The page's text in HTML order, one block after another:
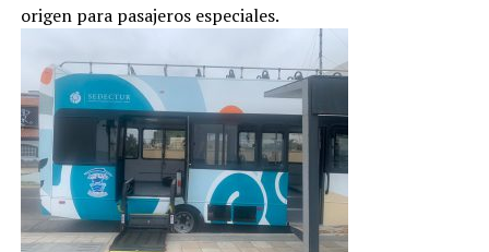
origen para pasajeros especiales.